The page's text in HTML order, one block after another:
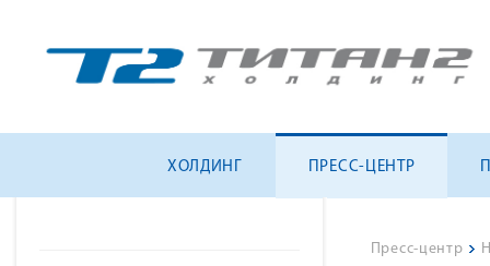
ХОЛДИНГ ПРЕСС-ЦЕНТР
Пресс-центр >